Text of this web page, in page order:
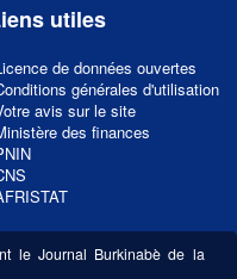
utiles
de données ouvertes
générales d'utilisation
avis sur le site
des finances
le Journal Burkinabè de la